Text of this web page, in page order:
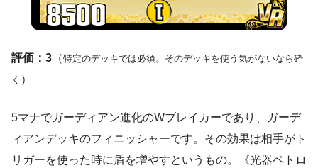
評価：3 （特定のデッキでは必須。そのデッキを使う気がないなら砕
く ）
5マナでガーディアン進化のWブレイカーであり、ガーデ
ィアンデッキのフィニッシャーです。その効果は相手がト
リガーを使った時に盾を増やすというもの。《光器ペトロ